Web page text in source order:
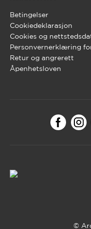
Betingelser
Cookiedeklarasjon
Cookies og
Personvernerklæring
Retur og angrerett
Åpenhetsloven
©